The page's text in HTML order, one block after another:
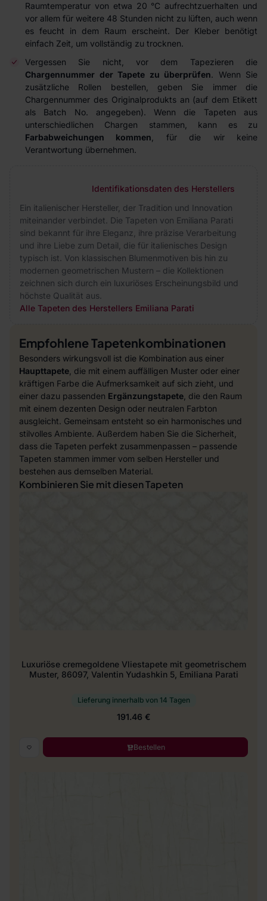
Raumtemperatur von etwa 20 °C aufrechtzuerhalten und
vor allem für weitere 48 Stunden nicht zu lüften, auch wenn
es feucht in dem Raum erscheint. Der Kleber benötigt
einfach Zeit, um vollständig zu trocknen.
Vergessen Sie nicht, vor dem Tapezieren die
Chargennummer der Tapete zu überprüfen. Wenn Sie
zusätzliche Rollen bestellen, geben Sie immer die
Chargennummer des Originalprodukts an (auf dem Etikett
als Batch No. angegeben). Wenn die Tapeten aus
unterschiedlichen Chargen stammen, kann es zu
Farbabweichungen kommen , für die wir keine
Verantwortung übernehmen.
Identifikationsdaten des Herstellers
Ein italienischer Hersteller, der Tradition und Innovation
miteinander verbindet. Die Tapeten von Emiliana Parati
sind bekannt für ihre Eleganz, ihre präzise Verarbeitung
und ihre Liebe zum Detail, die für italienisches Design
typisch ist. Von klassischen Blumenmotiven bis hin zu
modernen geometrischen Mustern – die Kollektionen
zeichnen sich durch ein luxuriöses Erscheinungsbild und
höchste Qualität aus.
Alle Tapeten des Herstellers Emiliana Parati
Empfohlene Tapetenkombinationen
Besonders wirkungsvoll ist die Kombination aus einer
Haupttapete , die mit einem auffälligen Muster oder einer
kräftigen Farbe die Aufmerksamkeit auf sich zieht, und
einer dazu passenden Ergänzungstapete , die den Raum
mit einem dezenten Design oder neutralen Farbton
ausgleicht. Gemeinsam entsteht so ein harmonisches und
stilvolles Ambiente. Außerdem haben Sie die Sicherheit,
dass die Tapeten perfekt zusammenpassen – passende
Tapeten stammen immer vom selben Hersteller und
bestehen aus demselben Material.
Kombinieren Sie mit diesen Tapeten
Luxuriöse cremegoldene Vliestapete mit geometrischem
Muster, 86097, Valentin Yudashkin 5, Emiliana Parati
Lieferung innerhalb von 14 Tagen
191.46 €
Bestellen